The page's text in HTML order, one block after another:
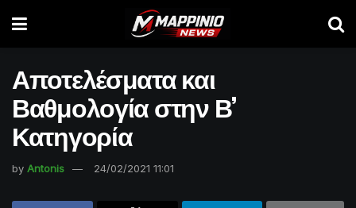
Αποτελέσματα και
Βαθμολογία στην Β’
Κατηγορία
by Antonis 24/02/2021 11:01